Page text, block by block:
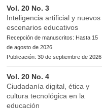
Vol. 20 No. 3
Inteligencia artificial y nuevos
escenarios educativos
Recepción de manuscritos: Hasta 15
de agosto de 2026
Publicación: 30 de septiembre de 2026
Vol. 20 No. 4
Ciudadanía digital, ética y
cultura tecnológica en la
educación